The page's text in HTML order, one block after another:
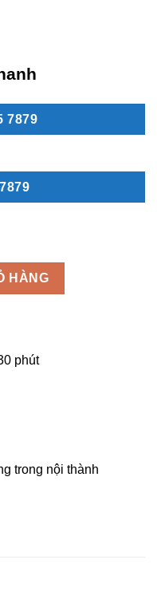
7879
HÀNG
phút
trong nội thành